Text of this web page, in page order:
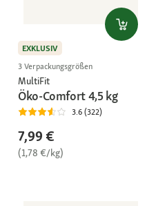
EXKLUSIV
3 Verpackungsgrößen
MultiFit
Öko-Comfort 4,5 kg
3.6 (322)
7,99 €
(1,78 €/kg)